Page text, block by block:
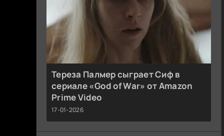
Тереза Палмер сыграет Сиф в
сериале «God of War» от Amazon
Prime Video
17-01-2026